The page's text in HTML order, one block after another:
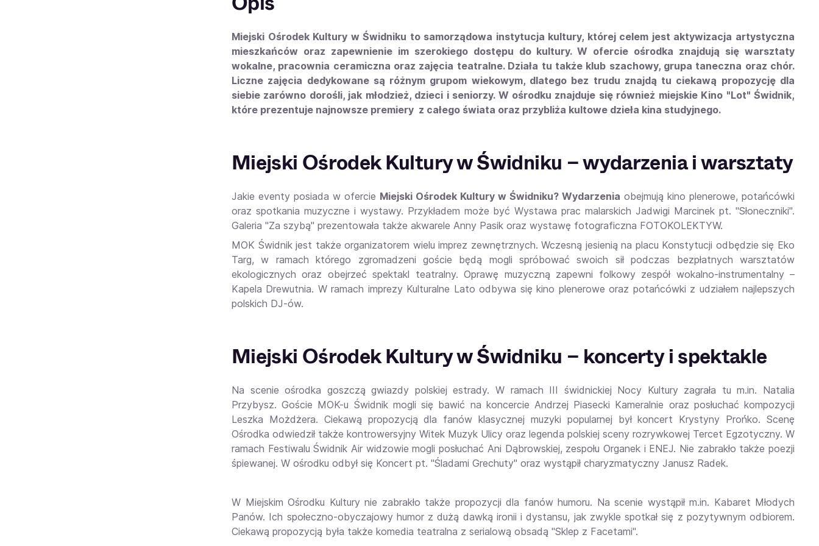
Miejski Ośrodek Kultury w Świdniku to samorządowa instytucja kultury, której celem jest aktywizacja artystyczna
mieszkańców oraz zapewnienie im szerokiego dostępu do kultury. W ofercie ośrodka znajdują się warsztaty
wokalne, pracownia ceramiczna oraz zajęcia teatralne. Działa tu także klub szachowy, grupa taneczna oraz chór.
Liczne zajęcia dedykowane są różnym grupom wiekowym, dlatego bez trudu znajdą tu ciekawą propozycję dla
siebie zarówno dorośli, jak młodzież, dzieci i seniorzy. W ośrodku znajduje się również miejskie Kino "Lot" Świdnik,
które prezentuje najnowsze premiery z całego świata oraz przybliża kultowe dzieła kina studyjnego.
Miejski Ośrodek Kultury w Świdniku – wydarzenia i warsztaty
Jakie eventy posiada w ofercie Miejski Ośrodek Kultury w Świdniku? Wydarzenia obejmują kino plenerowe, potańcówki
oraz spotkania muzyczne i wystawy. Przykładem może być Wystawa prac malarskich Jadwigi Marcinek pt. "Słoneczniki".
Galeria "Za szybą" prezentowała także akwarele Anny Pasik oraz wystawę fotograficzna FOTOKOLEKTYW.
MOK Świdnik jest także organizatorem wielu imprez zewnętrznych. Wczesną jesienią na placu Konstytucji odbędzie się Eko
Targ, w ramach którego zgromadzeni goście będą mogli spróbować swoich sił podczas bezpłatnych warsztatów
ekologicznych oraz obejrzeć spektakl teatralny. Oprawę muzyczną zapewni folkowy zespół wokalno-instrumentalny –
Kapela Drewutnia. W ramach imprezy Kulturalne Lato odbywa się kino plenerowe oraz potańcówki z udziałem najlepszych
polskich DJ-ów.
Miejski Ośrodek Kultury w Świdniku – koncerty i spektakle
Na scenie ośrodka goszczą gwiazdy polskiej estrady. W ramach III świdnickiej Nocy Kultury zagrała tu m.in. Natalia
Przybysz. Goście MOK-u Świdnik mogli się bawić na koncercie Andrzej Piasecki Kameralnie oraz posłuchać kompozycji
Leszka Możdżera. Ciekawą propozycją dla fanów klasycznej muzyki popularnej był koncert Krystyny Prońko. Scenę
Ośrodka odwiedził także kontrowersyjny Witek Muzyk Ulicy oraz legenda polskiej sceny rozrywkowej Tercet Egzotyczny. W
ramach Festiwalu Świdnik Air widzowie mogli posłuchać Ani Dąbrowskiej, zespołu Organek i ENEJ. Nie zabrakło także poezji
śpiewanej. W ośrodku odbył się Koncert pt. "Śladami Grechuty" oraz wystąpił charyzmatyczny Janusz Radek.
W Miejskim Ośrodku Kultury nie zabrakło także propozycji dla fanów humoru. Na scenie wystąpił m.in. Kabaret Młodych
Panów. Ich społeczno-obyczajowy humor z dużą dawką ironii i dystansu, jak zwykle spotkał się z pozytywnym odbiorem.
Ciekawą propozycją była także komedia teatralna z serialową obsadą "Sklep z Facetami".